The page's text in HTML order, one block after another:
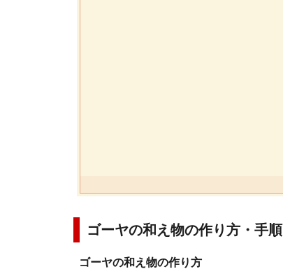
ゴーヤの和え物の作り方・手順
ゴーヤの和え物の作り方